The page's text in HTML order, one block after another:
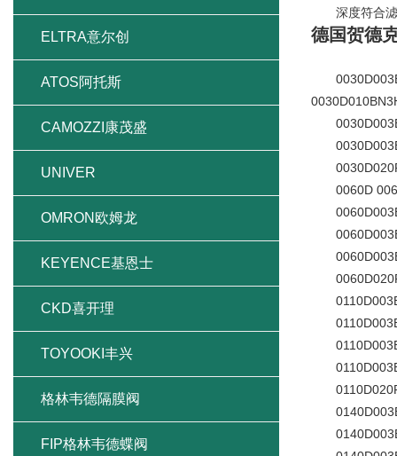
深度符合
德国贺德
0060D
0060D020P
0110D020P
ELTRA意尔创
ATOS阿托斯
CAMOZZI康茂盛
UNIVER
OMRON欧姆龙
KEYENCE基恩士
CKD喜开理
TOYOOKI丰兴
格林韦德隔膜阀
FIP格林韦德蝶阀